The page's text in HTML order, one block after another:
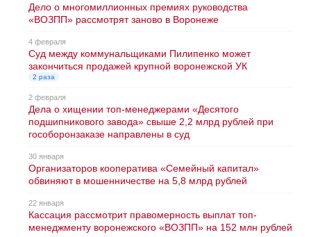
Дело о многомиллионных премиях руководства
«ВОЗПП» рассмотрят заново в Воронеже
4 февраля
Суд между коммунальщиками Пилипенко может
закончиться продажей крупной воронежской УК
2 раза
2 февраля
Дела о хищении топ-менеджерами «Десятого
подшипникового завода» свыше 2,2 млрд рублей при
гособоронзаказе направлены в суд
30 января
Организаторов кооператива «Семейный капитал»
обвиняют в мошенничестве на 5,8 млрд рублей
22 января
Кассация рассмотрит правомерность выплат топ-
менеджменту воронежского «ВОЗПП» на 152 млн рублей